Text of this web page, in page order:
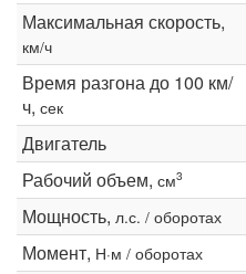
Максимальная скорость,
км/ч
Время разгона до 100 км/
ч, сек
Двигатель
Рабочий объем, см3
Мощность, л.с. / оборотах
Момент, Н·м / оборотах